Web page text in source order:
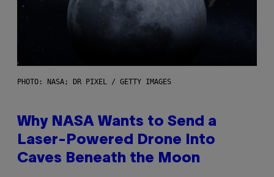
PHOTO: NASA; DR PIXEL / GETTY IMAGES
Why NASA Wants to Send a
Laser-Powered Drone Into
Caves Beneath the Moon